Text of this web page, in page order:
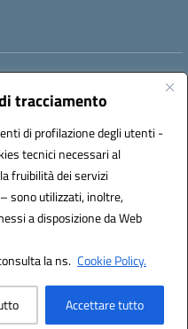
tracciamento
di profilazione degli utenti -
tecnici necessari al
fruibilità dei servizi
sono utilizzati, inoltre,
a disposizione da Web
la ns. Cookie Policy.
Accettare tutto
(IPA): istsc_fgps040004
3D Solution S.r.l.
Designers Italia